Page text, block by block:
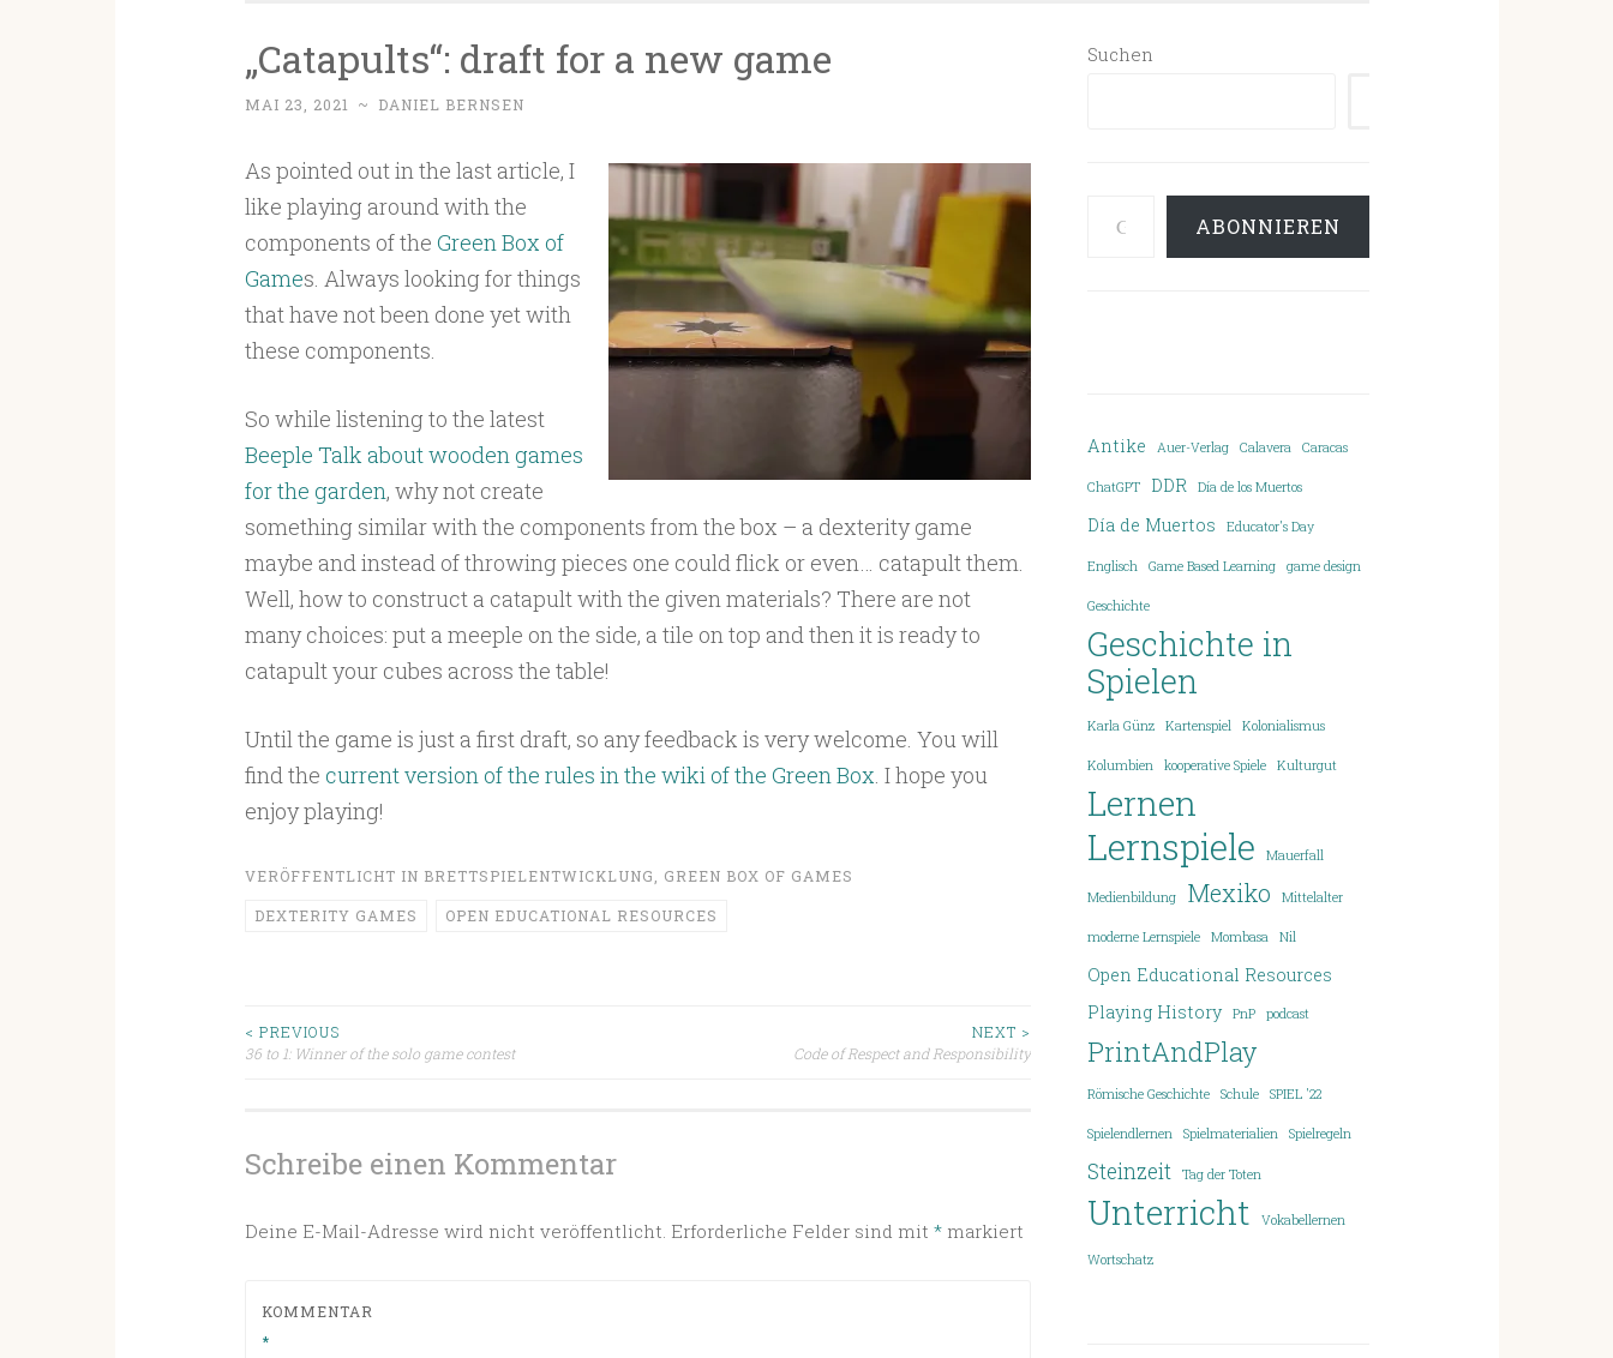
„Catapults“: draft for a new game
MAI 23, 2021 ~ DANIEL BERNSEN
As pointed out in the last article, I
like playing around with the
components of the Green Box of
Games. Always looking for things
that have not been done yet with
these components.
So while listening to the latest
Beeple Talk about wooden games
for the garden, why not create
something similar with the components from the box – a dexterity game
maybe and instead of throwing pieces one could flick or even… catapult them.
Well, how to construct a catapult with the given materials? There are not
many choices: put a meeple on the side, a tile on top and then it is ready to
catapult your cubes across the table!
Until the game is just a first draft, so any feedback is very welcome. You will
find the current version of the rules in the wiki of the Green Box. I hope you
enjoy playing!
VERÖFFENTLICHT IN BRETTSPIELENTWICKLUNG GREEN BOX OF GAMES
DEXTERITY GAMES OPEN EDUCATIONAL RESOURCES
Beitragsnavigation
< PREVIOUS
36 to 1: Winner of the solo game contest
NEXT >
Code of Respect and Responsibility
Schreibe einen Kommentar
Deine E-Mail-Adresse wird nicht veröffentlicht. Erforderliche Felder sind mit *markiert
KOMMENTAR
*
Suchen
ABONNIEREN
Antike Auer-Verlag Calavera Caracas
ChatGPT DDR Día de los Muertos
Día de Muertos Educator's Day
Englisch Game Based Learning game design
Geschichte
Geschichte in
Spielen
Karla Günz Kartenspiel Kolonialismus
Kolumbien kooperative Spiele Kulturgut
Lernen
Lernspiele Mauerfall
Medienbildung Mexiko Mittelalter
moderne Lernspiele Mombasa Nil
Open Educational Resources
Playing History
PnP podcast
PrintAndPlay
Römische Geschichte Schule SPIEL '22
Spielendlernen Spielmaterialien Spielregeln
Steinzeit Tag der Toten
Unterricht Vokabellernen
Wortschatz